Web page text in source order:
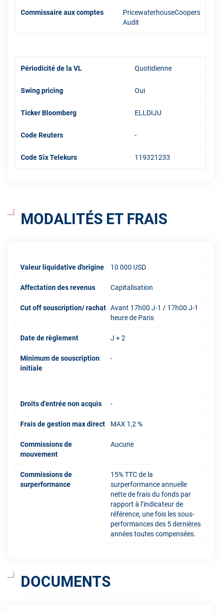
Commissaire aux comptes
PricewaterhouseCoopers
Audit
Périodicité de la VL Quotidienne
Swing pricing Oui
Ticker Bloomberg ELLDIJU
Code Reuters -
Code Six Telekurs 119321233
MODALITÉS ET FRAIS
Valeur liquidative d'origine 10 000 USD
Affectation des revenus Capitalisation
Cut off souscription/ rachat Avant 17h00 J-1 / 17h00 J-1
heure de Paris
Date de règlement J + 2
Minimum de souscription
initiale
-
Droits d'entrée non acquis -
Frais de gestion max direct MAX 1,2 %
Commissions de
mouvement
Aucune
Commissions de
surperformance
15% TTC de la
surperformance annuelle
nette de frais du fonds par
rapport à l’indicateur de
référence, une fois les sous-
performances des 5 dernières
années toutes compensées.
DOCUMENTS